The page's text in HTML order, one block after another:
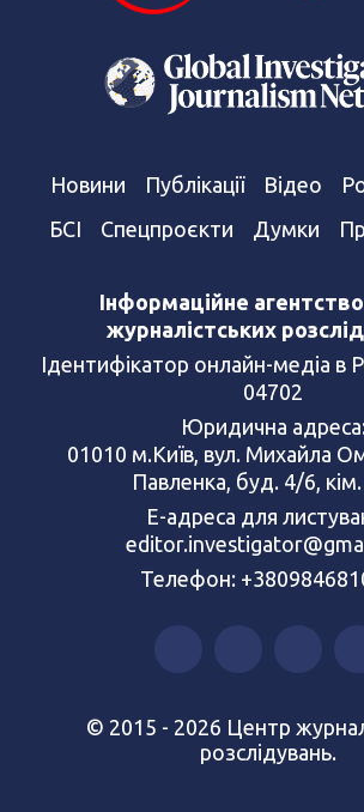
Новини Публікації Відео
БСІ
Спецпроєкти Думки
Інформаційне
журналістських
Ідентифікатор онлайн-медіа в
04702
Юридична
01010 м.Київ, вул. Михайла
Павленка, буд. 4/6,
Е-адреса для
Телефон:
© 2015 - 2026 Центр
розслідувань.